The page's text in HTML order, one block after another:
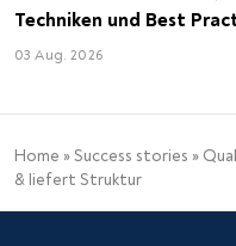
Techniken und Best
03 Aug. 2026
Home »Success stories »
& liefert Struktur